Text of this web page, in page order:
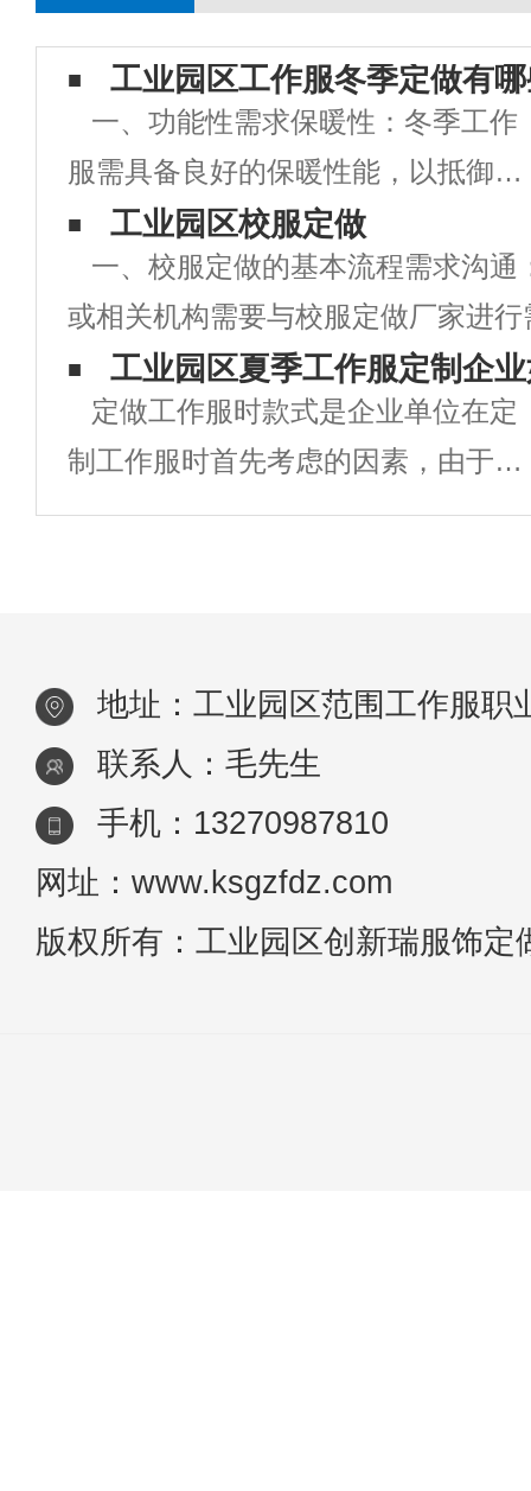
工业园区工作服冬季定做有
一、功能性需求保暖性：冬季工作
服需具备良好的保暖性能，以抵御寒
冷天气对员工身体的影响。可选用保
暖性能好的面料，如棉、羽绒、人造
纤维等，并增加内衬或填充物以增强
保暖效果。防风防水：部分工作环境
可能伴有风
工业园区校服定做
一、校服定做的基本流程需求沟通
或相关机构需要与校服定做厂家进
明确校服的款式、颜色、尺寸、数量
求。设计打样：根据需求，校服厂
打样，提供校服的设计稿和样品供学
工业园区夏季工作服定制企
定做工作服时款式是企业单位在定
制工作服时首先考虑的因素，由于工
作服定做时工作服款式的好坏直接关
象，也可大
地址：工业园区范围工作服职
联系人：毛先生
手机：13270987810
网址：www.ksgzfdz.com
版权所有：工业园区创新瑞服饰定